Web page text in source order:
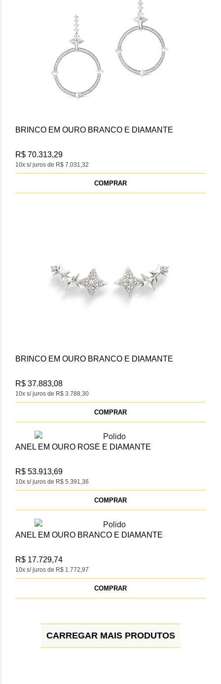
BRINCO EM OURO BRANCO E DIAMANTE
10x s/ juros de R$ 7.031,32
R$ 70.313,29
COMPRAR
BRINCO EM OURO BRANCO E DIAMANTE
10x s/ juros de R$ 3.788,30
R$ 37.883,08
COMPRAR
ANEL EM OURO ROSÉ E DIAMANTE
10x s/ juros de R$ 5.391,36
R$ 53.913,69
COMPRAR
ANEL EM OURO BRANCO E DIAMANTE
10x s/ juros de R$ 1.772,97
R$ 17.729,74
COMPRAR
CARREGAR MAIS PRODUTOS